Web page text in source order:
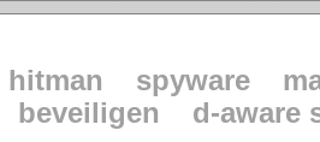
hitman spyware
beveiligen d-aware